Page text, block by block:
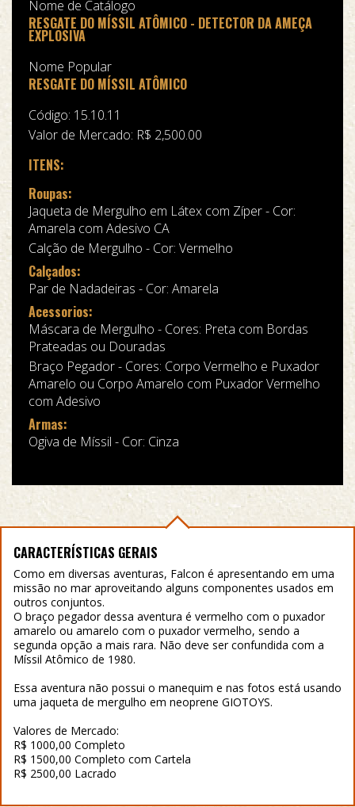
Nome de Catálogo
RESGATE DO MÍSSIL ATÔMICO - DETECTOR DA AMEÇA
EXPLOSIVA
Nome Popular
RESGATE DO MÍSSIL ATÔMICO
Código: 15.10.11
Valor de Mercado: R$ 2,500.00
ITENS:
Roupas:
Jaqueta de Mergulho em Látex com Zíper - Cor:
Amarela com Adesivo CA
Calção de Mergulho - Cor: Vermelho
Calçados:
Par de Nadadeiras - Cor: Amarela
Acessorios:
Máscara de Mergulho - Cores: Preta com Bordas
Prateadas ou Douradas
Braço Pegador - Cores: Corpo Vermelho e Puxador
Amarelo ou Corpo Amarelo com Puxador Vermelho
com Adesivo
Armas:
Ogiva de Míssil - Cor: Cinza
CARACTERÍSTICAS GERAIS
Como em diversas aventuras, Falcon é apresentando em uma
missão no mar aproveitando alguns componentes usados em
outros conjuntos.
O braço pegador dessa aventura é vermelho com o puxador
amarelo ou amarelo com o puxador vermelho, sendo a
segunda opção a mais rara. Não deve ser confundida com a
Míssil Atômico de 1980.
Essa aventura não possui o manequim e nas fotos está usando
uma jaqueta de mergulho em neoprene GIOTOYS.
Valores de Mercado:
R$ 1000,00 Completo
R$ 1500,00 Completo com Cartela
R$ 2500,00 Lacrado